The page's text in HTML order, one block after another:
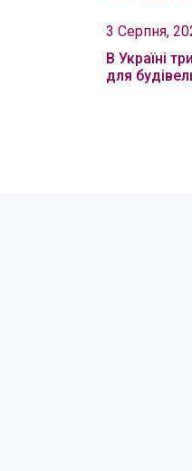
3 Серпня,
В Україні
для